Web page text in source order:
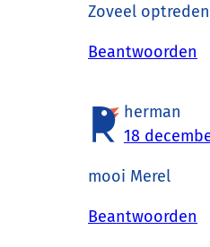
Zoveel
Beantwoorden
herman
18
mooi Merel
Beantwoorden